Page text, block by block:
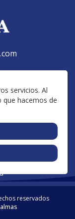
servicios. Al
que hacemos de
Santa Cruz de
Santa
Golf del Sur,
|
reservados